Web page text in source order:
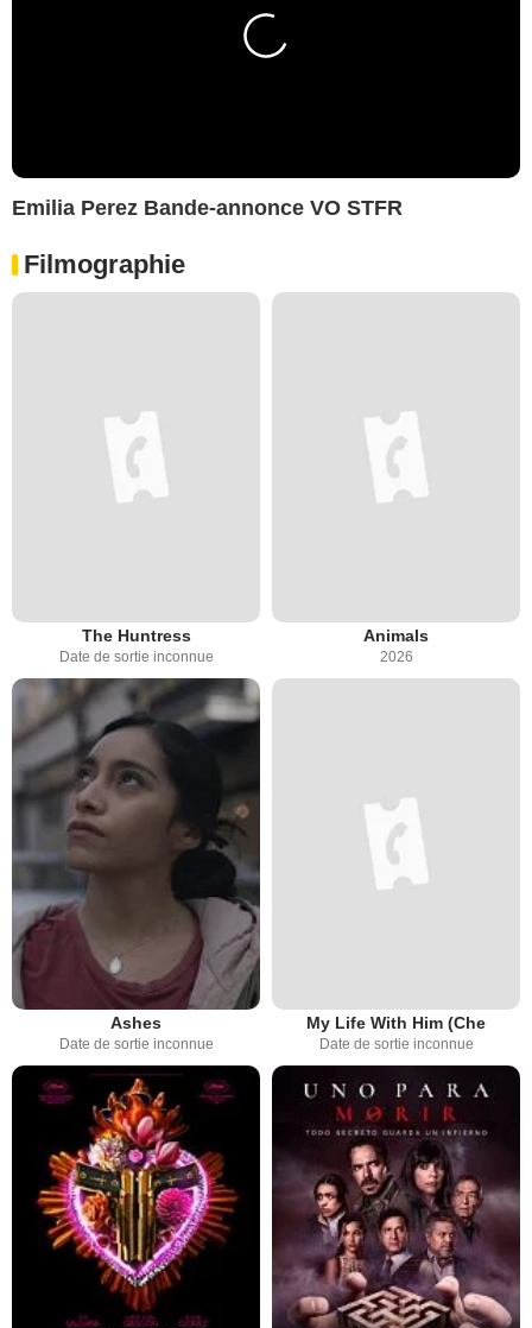
Emilia Perez Bande-annonce VO STFR
Filmographie
The Huntress
Date de sortie inconnue
Animals
2026
Ashes
Date de sortie inconnue
My Life With Him (Che
Date de sortie inconnue